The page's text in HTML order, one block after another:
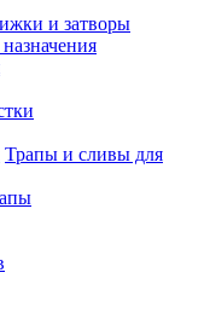
и затворы
Трапы и сливы для